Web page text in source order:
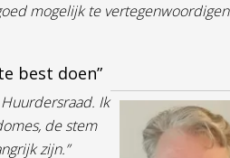
mogelijk te
best doen”
Ik
de stem
zijn.”